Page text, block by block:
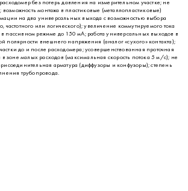
без потерь давления на измерительном участке; не
возможность монтажа в пластиковые (металлопластиковые)
на два универсальных выхода с возможностью выбора
частотного или логического); увеличение коммутируемого тока
пассивном режиме до 150 мА; работа универсальных выходов в
полярности внешнего напряжения (аналог «сухого» контакта);
до и после расходомера; усовершенствованная проточная
в зоне малых расходов (максимальная скорость потока 5 м/с); не
арматура (диффузоры и конфузоры); степень
трубопровода.